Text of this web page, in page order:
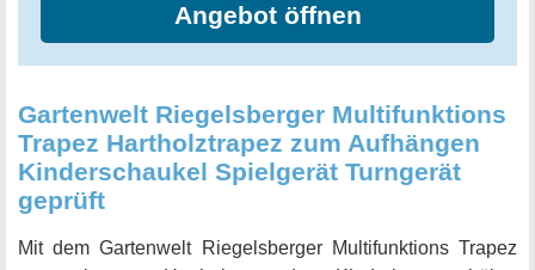
Angebot öffnen
Gartenwelt Riegelsberger Multifunktions
Trapez Hartholztrapez zum Aufhängen
Kinderschaukel Spielgerät Turngerät
geprüft
Mit dem Gartenwelt Riegelsberger Multifunktions Trapez